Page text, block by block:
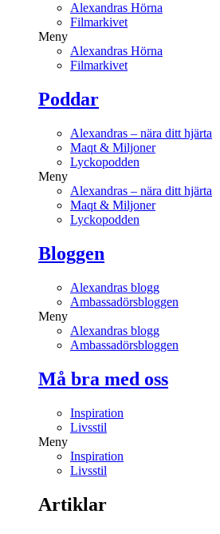
Alexandras Hörna
Filmarkivet
Meny
Alexandras Hörna
Filmarkivet
Poddar
Alexandras – nära ditt hjärta
Maqt & Miljoner
Lyckopodden
Meny
Alexandras – nära ditt hjärta
Maqt & Miljoner
Lyckopodden
Bloggen
Alexandras blogg
Ambassadörsbloggen
Meny
Alexandras blogg
Ambassadörsbloggen
Må bra med oss
Inspiration
Livsstil
Meny
Inspiration
Livsstil
Artiklar